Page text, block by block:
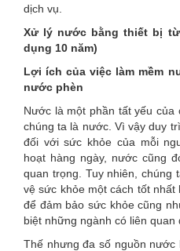
dịch vụ.
Xử lý nước bằng thiết bị
dụng 10 năm)
Lợi ích của việc làm mềm
nước phèn
Nước là một phần tất yếu của
chúng ta là nước. Vì vậy duy
đối với sức khỏe của mỗi
hoạt hàng ngày, nước cũng
quan trọng. Tuy nhiên, chúng
vệ sức khỏe một cách tốt
để đảm bảo sức khỏe cũng
biệt những ngành có liên quan
Thế nhưng đa số nguồn